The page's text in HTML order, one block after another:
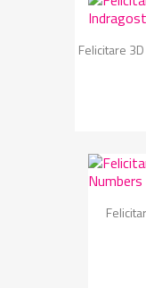
Felicitare